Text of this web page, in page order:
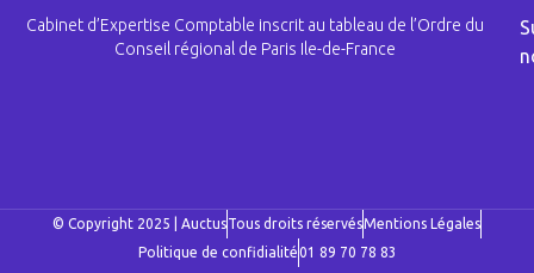
Cabinet d’Expertise Comptable inscrit au tableau de l’Ordre du
Conseil régional de Paris Ile-de-France
© Copyright 2025 | AuctusTous droits réservésMentions Légales
Politique de confidialité01 89 70 78 83